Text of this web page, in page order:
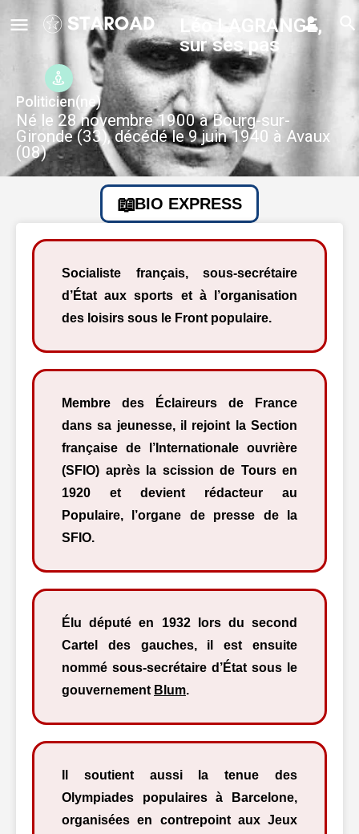
Léo LAGRANGE,
sur ses pas
Politicien(ne)
Né le 28 novembre 1900 à Bourg-sur-
Gironde (33), décédé le 9 juin 1940 à Avaux
(08)
BIO EXPRESS
Socialiste français, sous-secrétaire
d’État aux sports et à l’organisation
des loisirs sous le Front populaire.
Membre des Éclaireurs de France
dans sa jeunesse, il rejoint la Section
française de l’Internationale ouvrière
(SFIO) après la scission de Tours en
1920 et devient rédacteur au
Populaire, l’organe de presse de la
SFIO.
Élu député en 1932 lors du second
Cartel des gauches, il est ensuite
nommé sous-secrétaire d’État sous le
gouvernement Blum.
Il soutient aussi la tenue des
Olympiades populaires à Barcelone,
organisées en contrepoint aux Jeux